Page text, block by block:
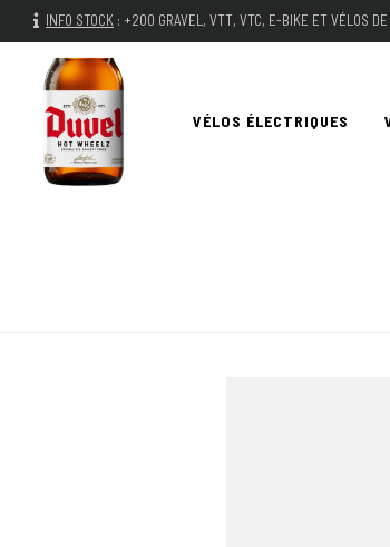
INFO STOCK : +200 GRAVEL, VTT, VTC, E-BIKE ET VÉLOS
VÉLOS ÉLECTRIQUES